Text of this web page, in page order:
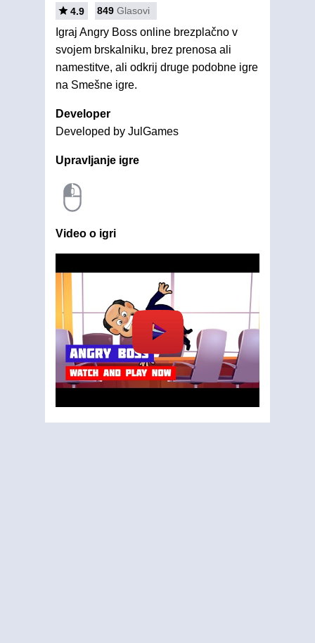
4.9 849 Glasovi
Igraj Angry Boss online brezplačno v
svojem brskalniku, brez prenosa ali
namestitve, ali odkrij druge podobne igre
na Smešne igre.
Developer
Developed by JulGames
Upravljanje igre
Video o igri